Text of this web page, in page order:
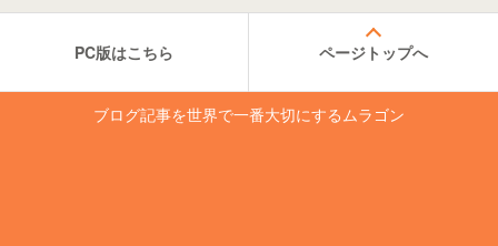
PC版はこちら ページトップへ
ブログ記事を世界で一番大切にするムラゴン